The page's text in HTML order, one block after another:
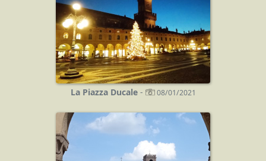
La Piazza Ducale- 08/01/2021